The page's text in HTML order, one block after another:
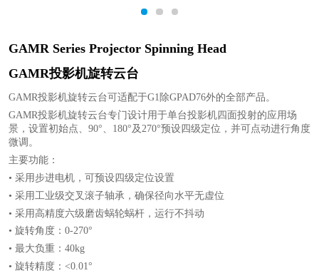
1 2 3
GAMR Series Projector Spinning Head
GAMR投影机旋转云台
GAMR投影机旋转云台可适配于G1除GPAD76外的全部产品。
GAMR投影机旋转云台专门设计用于单台投影机四面投射的应用场
景，设置初始点、90°、180°及270°预设四级定位，并可点动进行角度
微调。
主要功能：
• 采用步进电机，可预设四级定位设置
• 采用工业级交叉滚子轴承，确保径向水平无虚位
• 采用高精度六级磨齿蜗轮蜗杆，运行不抖动
• 旋转角度：0-270°
• 最大负重：40kg
• 旋转精度：<0.01°